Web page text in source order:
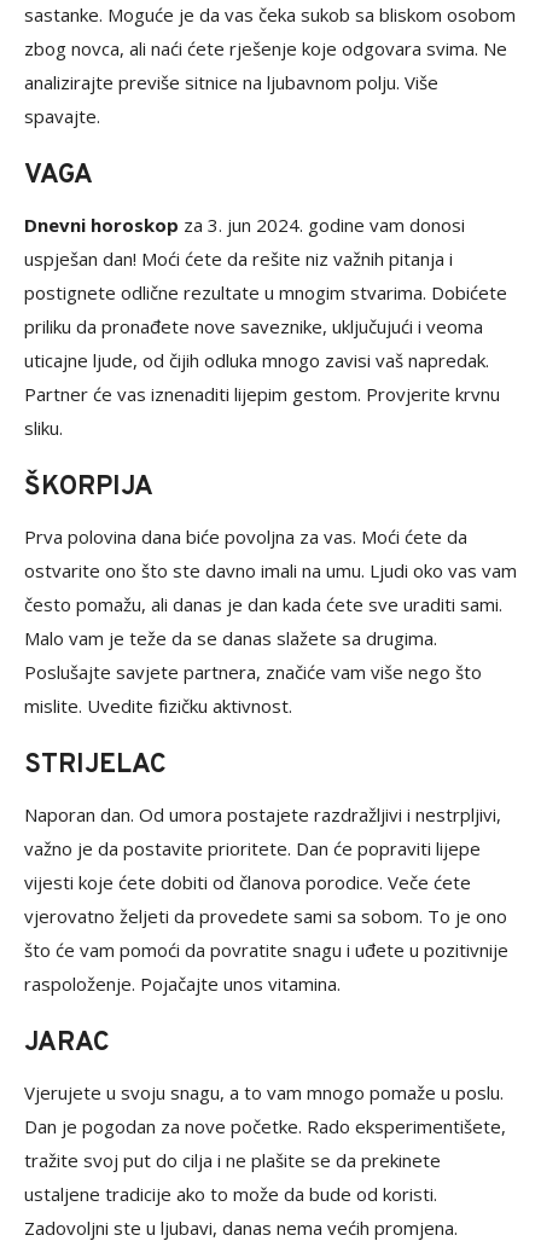
sastanke. Moguće je da vas čeka sukob sa bliskom osobom
zbog novca, ali naći ćete rješenje koje odgovara svima. Ne
analizirajte previše sitnice na ljubavnom polju. Više
spavajte.
VAGA
Dnevni horoskop za 3. jun 2024. godine vam donosi
uspješan dan! Moći ćete da rešite niz važnih pitanja i
postignete odlične rezultate u mnogim stvarima. Dobićete
priliku da pronađete nove saveznike, uključujući i veoma
uticajne ljude, od čijih odluka mnogo zavisi vaš napredak.
Partner će vas iznenaditi lijepim gestom. Provjerite krvnu
sliku.
ŠKORPIJA
Prva polovina dana biće povoljna za vas. Moći ćete da
ostvarite ono što ste davno imali na umu. Ljudi oko vas vam
često pomažu, ali danas je dan kada ćete sve uraditi sami.
Malo vam je teže da se danas slažete sa drugima.
Poslušajte savjete partnera, značiće vam više nego što
mislite. Uvedite fizičku aktivnost.
STRIJELAC
Naporan dan. Od umora postajete razdražljivi i nestrpljivi,
važno je da postavite prioritete. Dan će popraviti lijepe
vijesti koje ćete dobiti od članova porodice. Veče ćete
vjerovatno željeti da provedete sami sa sobom. To je ono
što će vam pomoći da povratite snagu i uđete u pozitivnije
raspoloženje. Pojačajte unos vitamina.
JARAC
Vjerujete u svoju snagu, a to vam mnogo pomaže u poslu.
Dan je pogodan za nove početke. Rado eksperimentišete,
tražite svoj put do cilja i ne plašite se da prekinete
ustaljene tradicije ako to može da bude od koristi.
Zadovoljni ste u ljubavi, danas nema većih promjena.